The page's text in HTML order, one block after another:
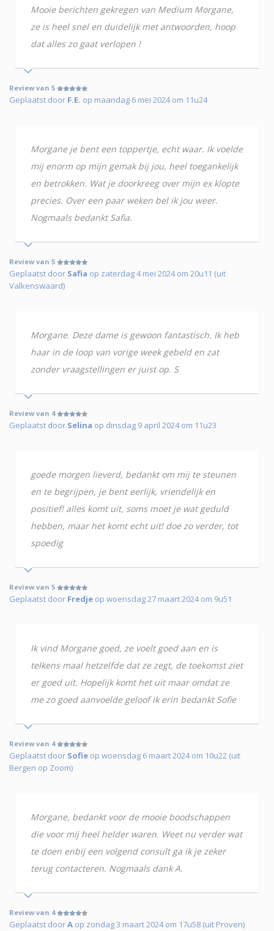
Mooie berichten gekregen van Medium Morgane,
ze is heel snel en duidelijk met antwoorden, hoop
dat alles zo gaat verlopen !
Review van 5
Geplaatst door F.E. op maandag 6 mei 2024 om 11u24
Morgane je bent een toppertje, echt waar. Ik voelde
mij enorm op mijn gemak bij jou, heel toegankelijk
en betrokken. Wat je doorkreeg over mijn ex klopte
precies. Over een paar weken bel ik jou weer.
Nogmaals bedankt Safia.
Review van 5
Geplaatst door Safia op zaterdag 4 mei 2024 om 20u11 (uit
Valkenswaard)
Morgane. Deze dame is gewoon fantastisch. Ik heb
haar in de loop van vorige week gebeld en zat
zonder vraagstellingen er juist op. S
Review van 4
Geplaatst door Selina op dinsdag 9 april 2024 om 11u23
goede morgen lieverd, bedankt om mij te steunen
en te begrijpen, je bent eerlijk, vriendelijk en
positief! alles komt uit, soms moet je wat geduld
hebben, maar het komt echt uit! doe zo verder, tot
spoedig
Review van 5
Geplaatst door Fredje op woensdag 27 maart 2024 om 9u51
Ik vind Morgane goed, ze voelt goed aan en is
telkens maal hetzelfde dat ze zegt, de toekomst ziet
er goed uit. Hopelijk komt het uit maar omdat ze
me zo goed aanvoelde geloof ik erin bedankt Sofie
Review van 4
Geplaatst door Sofie op woensdag 6 maart 2024 om 10u22 (uit
Bergen op Zoom)
Morgane, bedankt voor de mooie boodschappen
die voor mij heel helder waren. Weet nu verder wat
te doen enbij een volgend consult ga ik je zeker
terug contacteren. Nogmaals dank A.
Review van 4
Geplaatst doorA op zondag 3 maart 2024 om 17u58 (uit Proven)